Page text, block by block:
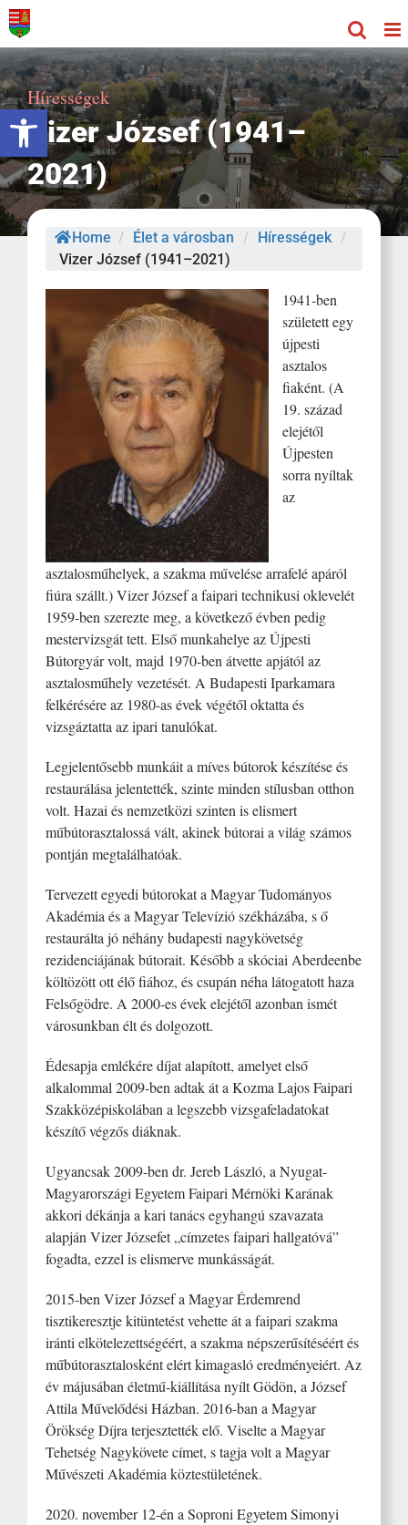
Eszköztár megnyitása
Kihagyás
Hírességek
Vizer József (1941–
2021)
Home / Élet a városban / Hírességek /
Vizer József (1941–2021)
1941-ben
született egy
újpesti
asztalos
fiaként. (A
19. század
elejétől
Újpesten
sorra nyíltak
az
asztalosműhelyek, a szakma művelése arrafelé apáról
fiúra szállt.) Vizer József a faipari technikusi oklevelét
1959-ben szerezte meg, a következő évben pedig
mestervizsgát tett. Első munkahelye az Újpesti
Bútorgyár volt, majd 1970-ben átvette apjától az
asztalosműhely vezetését. A Budapesti Iparkamara
felkérésére az 1980-as évek végétől oktatta és
vizsgáztatta az ipari tanulókat.
Legjelentősebb munkáit a míves bútorok készítése és
restaurálása jelentették, szinte minden stílusban otthon
volt. Hazai és nemzetközi szinten is elismert
műbútorasztalossá vált, akinek bútorai a világ számos
pontján megtalálhatóak.
Tervezett egyedi bútorokat a Magyar Tudományos
Akadémia és a Magyar Televízió székházába, s ő
restaurálta jó néhány budapesti nagykövetség
rezidenciájának bútorait. Később a skóciai Aberdeenbe
költözött ott élő fiához, és csupán néha látogatott haza
Felsőgödre. A 2000-es évek elejétől azonban ismét
városunkban élt és dolgozott.
Édesapja emlékére díjat alapított, amelyet első
alkalommal 2009-ben adtak át a Kozma Lajos Faipari
Szakközépiskolában a legszebb vizsgafeladatokat
készítő végzős diáknak.
Ugyancsak 2009-ben dr. Jereb László, a Nyugat-
Magyarországi Egyetem Faipari Mérnöki Karának
akkori dékánja a kari tanács egyhangú szavazata
alapján Vizer Józsefet „címzetes faipari hallgatóvá”
fogadta, ezzel is elismerve munkásságát.
2015-ben Vizer József a Magyar Érdemrend
tisztikeresztje kitüntetést vehette át a faipari szakma
iránti elkötelezettségéért, a szakma népszerűsítéséért és
műbútorasztalosként elért kimagasló eredményeiért. Az
év májusában életmű-kiállítása nyílt Gödön, a József
Attila Művelődési Házban. 2016-ban a Magyar
Örökség Díjra terjesztették elő. Viselte a Magyar
Tehetség Nagykövete címet, s tagja volt a Magyar
Művészeti Akadémia köztestületének.
2020. november 12-én a Soproni Egyetem Simonyi